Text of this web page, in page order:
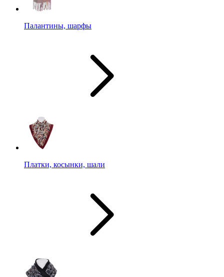
Палантины, шарфы
Платки, косынки, шали